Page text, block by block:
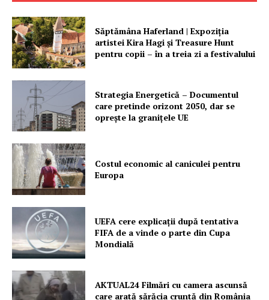
Săptămâna Haferland | Expoziţia
artistei Kira Hagi şi Treasure Hunt
pentru copii – în a treia zi a festivalului
Strategia Energetică – Documentul
care pretinde orizont 2050, dar se
oprește la granițele UE
Costul economic al caniculei pentru
Europa
UEFA cere explicații după tentativa
FIFA de a vinde o parte din Cupa
Mondială
AKTUAL24 Filmări cu camera ascunsă
care arată sărăcia cruntă din România